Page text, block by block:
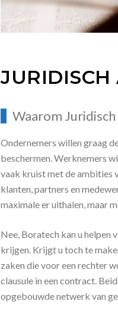
JURIDISCH
Waarom Juridisch
Ondernemers willen graag
beschermen. Werknemers
vaak kruist met de ambities
klanten, partners en
maximale er uithalen, maar
Nee, Boratech kan u helpen
krijgen. Krijgt u toch te
zaken die voor een rechter
clausule in een contract.
opgebouwde netwerk van